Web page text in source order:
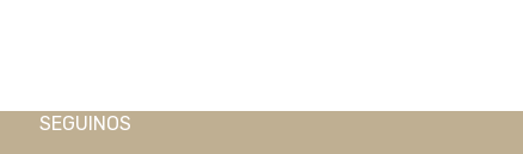
SEGUINOS